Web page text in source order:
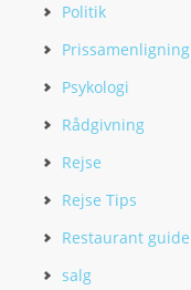
Politik
Prissamenligning
Psykologi
Rådgivning
Rejse
Rejse Tips
Restaurant guide
salg